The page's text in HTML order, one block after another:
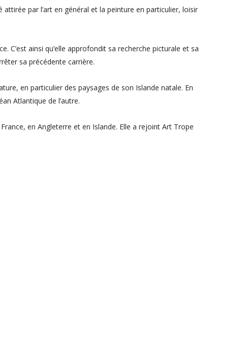
par l’art en général et la peinture en particulier, loisir
C’est ainsi qu’elle approfondit sa recherche picturale et sa
sa précédente carrière.
en particulier des paysages de son Islande natale. En
Atlantique de l’autre.
en Angleterre et en Islande. Elle a rejoint Art Trope